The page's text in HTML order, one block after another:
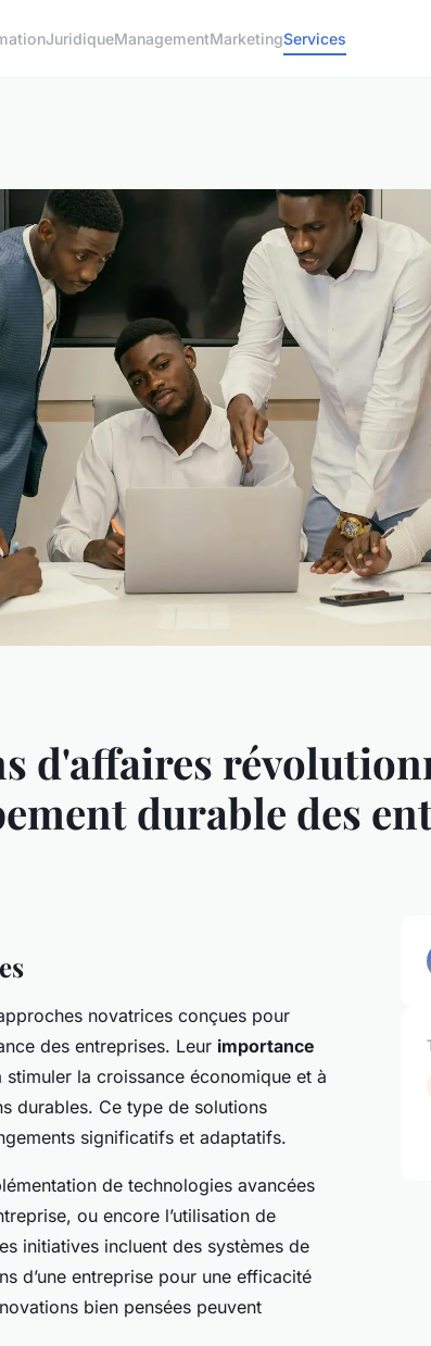
JuridiqueManagementMarketingServices
d'affaires
durable des
novatrices conçues pour
des entreprises. Leur importance
la croissance économique et à
durables. Ce type de solutions
significatifs et adaptatifs.
de technologies avancées
ou encore l’utilisation de
initiatives incluent des systèmes de
d’une entreprise pour une efficacité
bien pensées peuvent